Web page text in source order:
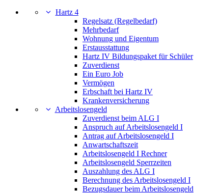
Hartz 4
Regelsatz (Regelbedarf)
Mehrbedarf
Wohnung und Eigentum
Erstausstattung
Hartz IV Bildungspaket für Schüler
Zuverdienst
Ein Euro Job
Vermögen
Erbschaft bei Hartz IV
Krankenversicherung
Arbeitslosengeld
Zuverdienst beim ALG I
Anspruch auf Arbeitslosengeld I
Antrag auf Arbeitslosengeld I
Anwartschaftszeit
Arbeitslosengeld I Rechner
Arbeitslosengeld Sperrzeiten
Auszahlung des ALG I
Berechnung des Arbeitslosengeld I
Bezugsdauer beim Arbeitslosengeld